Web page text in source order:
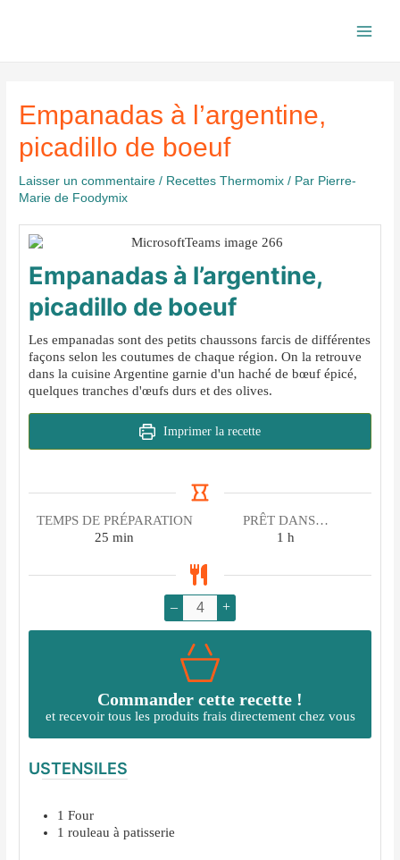
Empanadas à l’argentine,
picadillo de boeuf
Laisser un commentaire / Recettes Thermomix / Par Pierre-
Marie de Foodymix
Empanadas à l’argentine,
picadillo de boeuf
Les empanadas sont des petits chaussons farcis de différentes
façons selon les coutumes de chaque région. On la retrouve
dans la cuisine Argentine garnie d'un haché de bœuf épicé,
quelques tranches d'œufs durs et des olives.
Imprimer la recette
TEMPS DE PRÉPARATION
25 minutes
min
PRÊT DANS…
1 heure
h
– +
Commander cette recette !
et recevoir tous les produits frais directement chez vous
USTENSILES
1 Four
1 rouleau à patisserie